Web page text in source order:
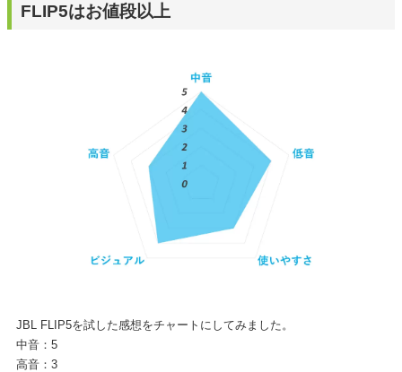
FLIP5はお値段以上
JBL FLIP5を試した感想をチャートにしてみました。
中音：5
高音：3